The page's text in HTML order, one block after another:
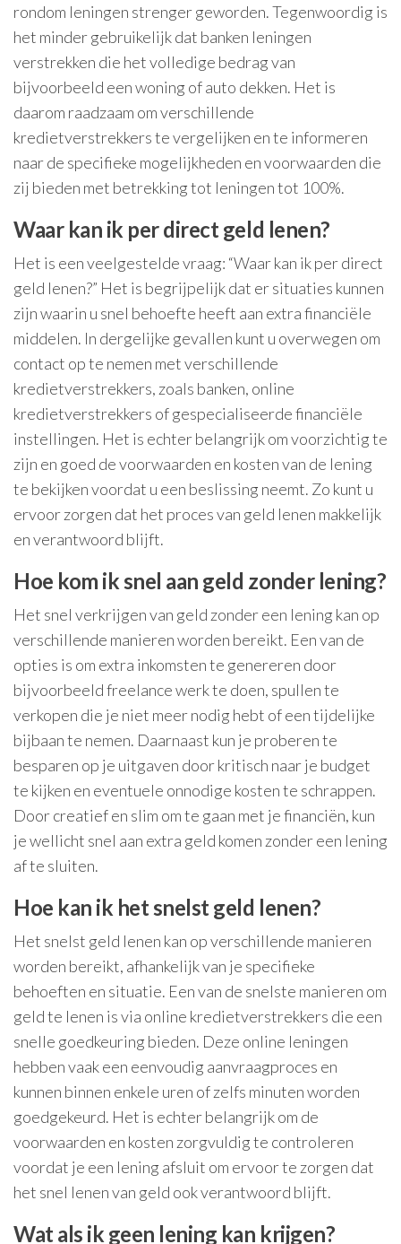
rondom leningen strenger geworden. Tegenwoordig is
het minder gebruikelijk dat banken leningen
verstrekken die het volledige bedrag van
bijvoorbeeld een woning of auto dekken. Het is
daarom raadzaam om verschillende
kredietverstrekkers te vergelijken en te informeren
naar de specifieke mogelijkheden en voorwaarden die
zij bieden met betrekking tot leningen tot 100%.
Waar kan ik per direct geld lenen?
Het is een veelgestelde vraag: “Waar kan ik per direct
geld lenen?” Het is begrijpelijk dat er situaties kunnen
zijn waarin u snel behoefte heeft aan extra financiële
middelen. In dergelijke gevallen kunt u overwegen om
contact op te nemen met verschillende
kredietverstrekkers, zoals banken, online
kredietverstrekkers of gespecialiseerde financiële
instellingen. Het is echter belangrijk om voorzichtig te
zijn en goed de voorwaarden en kosten van de lening
te bekijken voordat u een beslissing neemt. Zo kunt u
ervoor zorgen dat het proces van geld lenen makkelijk
en verantwoord blijft.
Hoe kom ik snel aan geld zonder lening?
Het snel verkrijgen van geld zonder een lening kan op
verschillende manieren worden bereikt. Een van de
opties is om extra inkomsten te genereren door
bijvoorbeeld freelance werk te doen, spullen te
verkopen die je niet meer nodig hebt of een tijdelijke
bijbaan te nemen. Daarnaast kun je proberen te
besparen op je uitgaven door kritisch naar je budget
te kijken en eventuele onnodige kosten te schrappen.
Door creatief en slim om te gaan met je financiën, kun
je wellicht snel aan extra geld komen zonder een lening
af te sluiten.
Hoe kan ik het snelst geld lenen?
Het snelst geld lenen kan op verschillende manieren
worden bereikt, afhankelijk van je specifieke
behoeften en situatie. Een van de snelste manieren om
geld te lenen is via online kredietverstrekkers die een
snelle goedkeuring bieden. Deze online leningen
hebben vaak een eenvoudig aanvraagproces en
kunnen binnen enkele uren of zelfs minuten worden
goedgekeurd. Het is echter belangrijk om de
voorwaarden en kosten zorgvuldig te controleren
voordat je een lening afsluit om ervoor te zorgen dat
het snel lenen van geld ook verantwoord blijft.
Wat als ik geen lening kan krijgen?